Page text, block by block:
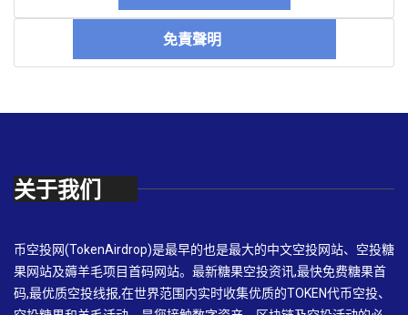
免責聲明
关于我们
币空投网(TokenAirdrop)是最早的也是最大的中文空投网站、空投糖
果网站及薅羊毛项目首码网站。最新糖果空投资讯,最快免费糖果首
码,最优质空投线报,在世界范围内实时收集优质的TOKEN代币空投、